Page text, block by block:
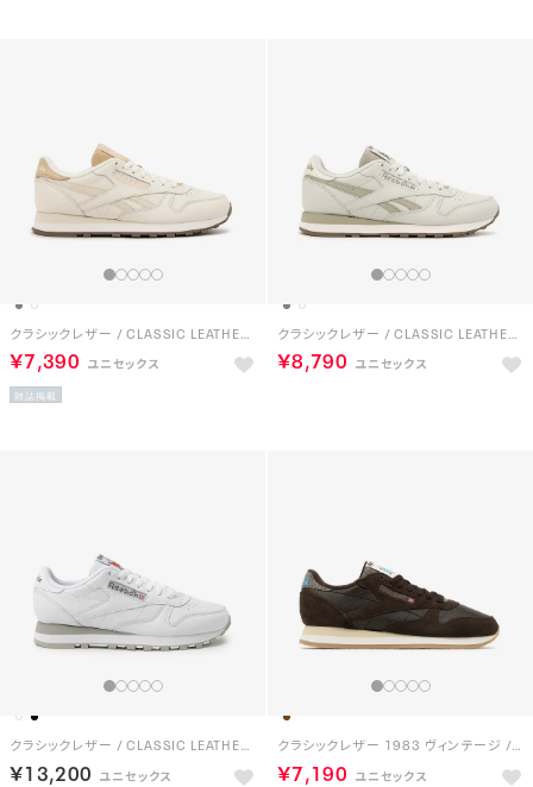
クラシックレザー / CLASSIC LEATHER （チョーク）
￥7,390
雑誌掲載
クラシックレザー / CLASSIC LEATHER （グレー）
￥8,790
クラシックレザー / CLASSIC LEATHER （フットウェアホワイト）
￥13,200
クラシックレザー 1983 ヴィンテージ / CLASSIC LEATHER 1983 VINTAGE （ダークブラウン）
￥7,190